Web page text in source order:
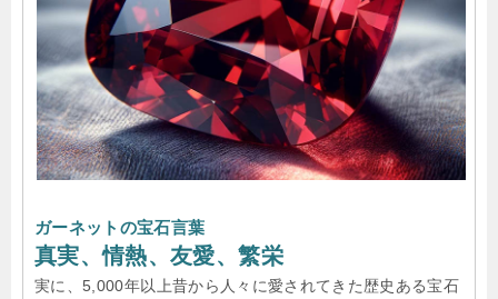
ガーネットの宝石言葉
真実、情熱、友愛、繁栄
実に、5,000年以上昔から人々に愛されてきた歴史ある宝石